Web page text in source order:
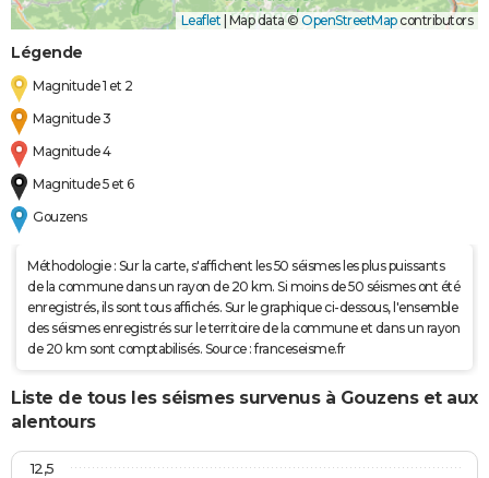
Leaflet | Map data © OpenStreetMapcontributors
Légende
Magnitude 1 et 2
Magnitude 3
Magnitude 4
Magnitude 5 et 6
Gouzens
Méthodologie : Sur la carte, s'affichent les 50 séismes les plus puissants
de la commune dans un rayon de 20 km. Si moins de 50 séismes ont été
enregistrés, ils sont tous affichés. Sur le graphique ci-dessous, l'ensemble
des séismes enregistrés sur le territoire de la commune et dans un rayon
de 20 km sont comptabilisés. Source : franceseisme.fr
Liste de tous les séismes survenus à Gouzens et aux
alentours
12,5